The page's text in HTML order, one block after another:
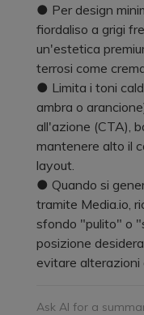
● Per design
fiordaliso a grigi
un'estetica
terrosi come
● Limita i toni
ambra o
all'azione (CTA),
mantenere alto il
layout.
● Quando si
tramite Media.io,
sfondo "pulito" o
posizione
evitare alterazioni
Ask AI for a